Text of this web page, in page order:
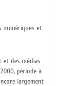
numériques et
et des médias
période à
largement